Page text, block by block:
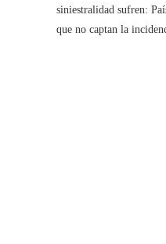
siniestralidad sufren:
que no captan la